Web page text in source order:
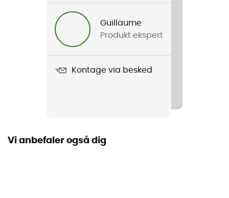
Guillaume
Produkt ekspert
Kontage via besked
Vi anbefaler også dig